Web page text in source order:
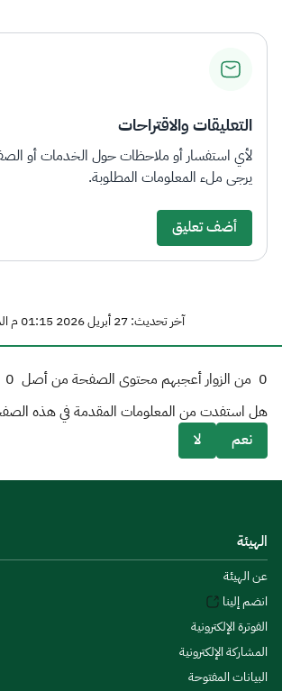
التعليقات والاقتراحات
لأي استفسار أو ملاحظات حول الخدمات أو
يرجى ملء المعلومات المطلوبة.
أضف تعليق
آخر تحديث: 27 أبريل 2026 01:15 م المملكة العربية السعودية
0 من الزوار أعجبهم محتوى الصفحة من أصل 0
هل استفدت من المعلومات المقدمة في هذه
نعم
لا
الهيئة
عن الهيئة
انضم إلينا
الفوترة الإلكترونية
المشاركة الإلكترونية
البيانات المفتوحة